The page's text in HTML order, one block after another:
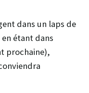
dans un laps de
étant dans
prochaine),